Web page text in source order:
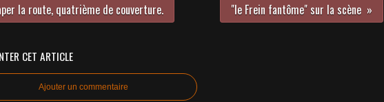
la route, quatrième de couverture. "le Frein fantôme" sur la scène
CET ARTICLE
Ajouter un commentaire